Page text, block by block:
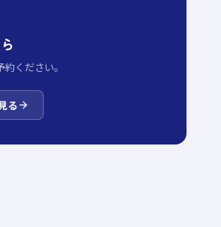
ください。
る